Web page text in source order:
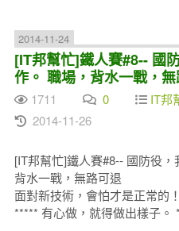
2014-11-24
[IT邦幫忙]鐵人賽#8-- 國
作。 職場，背水一戰，
1711 0
IT邦
2014-11-26
[IT邦幫忙]鐵人賽#8-- 國防役
背水一戰，無路可退
面對新技術，會怕才是正常的！
***** 有心做，就得做出樣子。